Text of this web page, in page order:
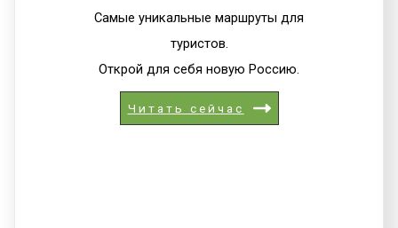
Самые уникальные маршруты для
туристов.
Открой для себя новую Россию.
Читать сейчас